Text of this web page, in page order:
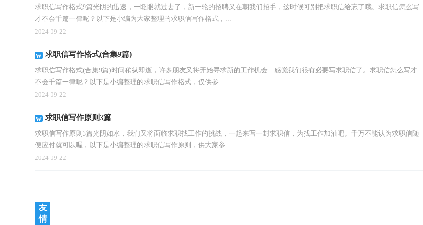
求职信写作格式9篇光阴的迅速，一眨眼就过去了，新一轮的招聘又在朝我们招手，这时候可别把求职信给忘了哦。求职信怎么写
才不会千篇一律呢？以下是小编为大家整理的求职信写作格式，...
2024-09-22
求职信写作格式(合集9篇)
求职信写作格式(合集9篇)时间稍纵即逝，许多朋友又将开始寻求新的工作机会，感觉我们很有必要写求职信了。求职信怎么写才
不会千篇一律呢？以下是小编整理的求职信写作格式，仅供参...
2024-09-22
求职信写作原则3篇
求职信写作原则3篇光阴如水，我们又将面临求职找工作的挑战，一起来写一封求职信，为找工作加油吧。千万不能认为求职信随
便应付就可以喔，以下是小编整理的求职信写作原则，供大家参...
2024-09-22
友
情